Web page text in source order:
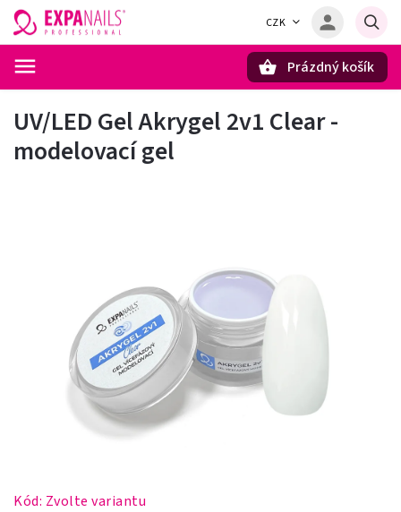
CZK
Prázdný košík
UV/LED Gel Akrygel 2v1 Clear -
modelovací gel
Kód: Zvolte variantu